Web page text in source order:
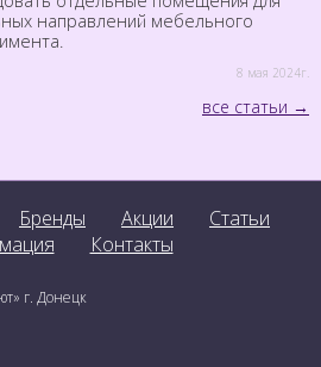
направлений мебельного
8 мая 2024г.
все статьи
Бренды Акции
Статьи
Контакты
г. Донецк